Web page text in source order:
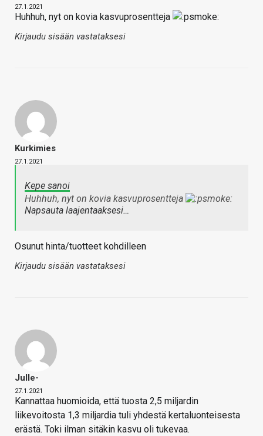
27.1.2021
Huhhuh, nyt on kovia kasvuprosentteja
Kirjaudu sisään vastataksesi
Kurkimies
27.1.2021
Kepe sanoi
Huhhuh, nyt on kovia kasvuprosentteja
Napsauta laajentaaksesi…
Osunut hinta/tuotteet kohdilleen
Kirjaudu sisään vastataksesi
Julle-
27.1.2021
Kannattaa huomioida, että tuosta 2,5 miljardin
liikevoitosta 1,3 miljardia tuli yhdestä kertaluonteisesta
erästä. Toki ilman sitäkin kasvu oli tukevaa.